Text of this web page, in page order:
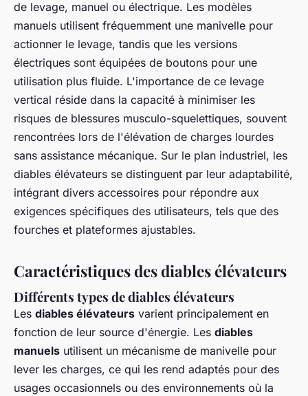
de levage, manuel ou électrique. Les modèles
manuels utilisent fréquemment une manivelle pour
actionner le levage, tandis que les versions
électriques sont équipées de boutons pour une
utilisation plus fluide. L'importance de ce levage
vertical réside dans la capacité à minimiser les
risques de blessures musculo-squelettiques, souvent
rencontrées lors de l'élévation de charges lourdes
sans assistance mécanique. Sur le plan industriel, les
diables élévateurs se distinguent par leur adaptabilité,
intégrant divers accessoires pour répondre aux
exigences spécifiques des utilisateurs, tels que des
fourches et plateformes ajustables.
Caractéristiques des diables élévateurs
Différents types de diables élévateurs
Les diables élévateurs varient principalement en
fonction de leur source d'énergie. Les diables
manuels utilisent un mécanisme de manivelle pour
lever les charges, ce qui les rend adaptés pour des
usages occasionnels ou des environnements où la